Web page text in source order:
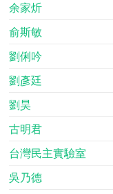
余家炘
俞斯敏
劉俐吟
劉彥廷
劉昊
古明君
台灣民主實驗室
吳乃德